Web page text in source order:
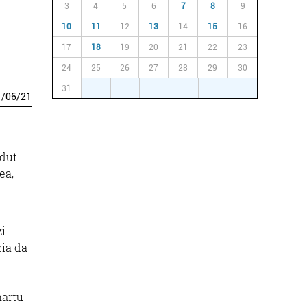
/06/21
da
3 4 5 6 7 8 9
10 11 12 13 14 15 16
17 18 19 20 21 22 23
24 25 26 27 28 29 30
31